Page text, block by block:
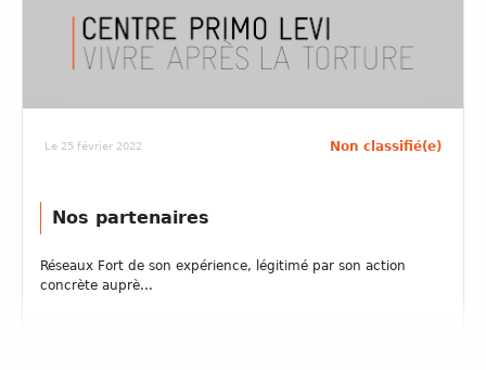
Le 25 février 2022 Non classifié(e)
Nos partenaires
Réseaux Fort de son expérience, légitimé par son action
concrète auprè...